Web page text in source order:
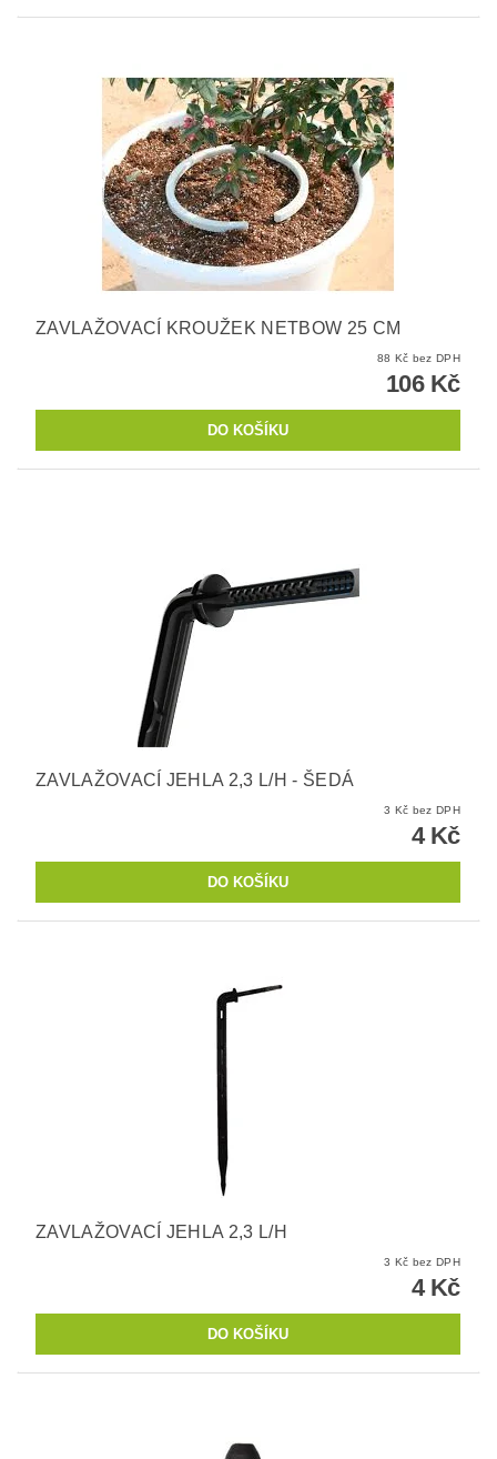
ZAVLAŽOVACÍ KROUŽEK NETBOW 25 CM
88 Kč bez DPH
106 Kč
ZAVLAŽOVACÍ JEHLA 2,3 L/H - ŠEDÁ
3 Kč bez DPH
4 Kč
ZAVLAŽOVACÍ JEHLA 2,3 L/H
3 Kč bez DPH
4 Kč